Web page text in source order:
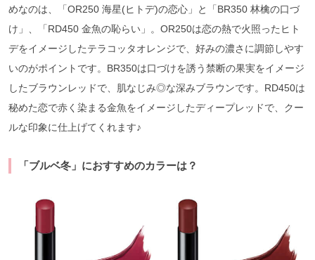
めなのは、「OR250 海星(ヒトデ)の恋心」と「BR350 林檎の口づ
け」、「RD450 金魚の恥らい」。OR250は恋の熱で火照ったヒト
デをイメージしたテラコッタオレンジで、好みの濃さに調節しやす
いのがポイントです。BR350は口づけを誘う禁断の果実をイメージ
したブラウンレッドで、肌なじみ◎な深みブラウンです。RD450は
秘めた恋で赤く染まる金魚をイメージしたディープレッドで、クー
ルな印象に仕上げてくれます♪
「ブルベ冬」におすすめのカラーは？